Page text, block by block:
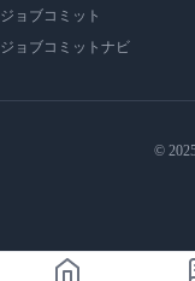
ジョブコミット
ジョブコミットナビ
©